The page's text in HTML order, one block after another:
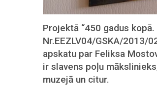
Projektā “450 gadus
Nr.EEZLV04/GSKA/2013/
apskatu par Feliksa
ir slavens poļu
muzejā un citur.